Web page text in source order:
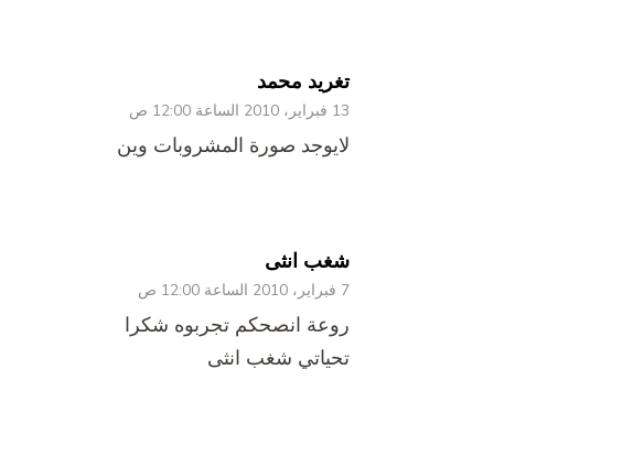
تغريد محمد
13 فبراير، 2010 الساعة 12:00 ص
لايوجد صورة المشروبات وين
شغب انثى
7 فبراير، 2010 الساعة 12:00 ص
روعة انصحكم تجربوه شكرا
تحياتي شغب انثى